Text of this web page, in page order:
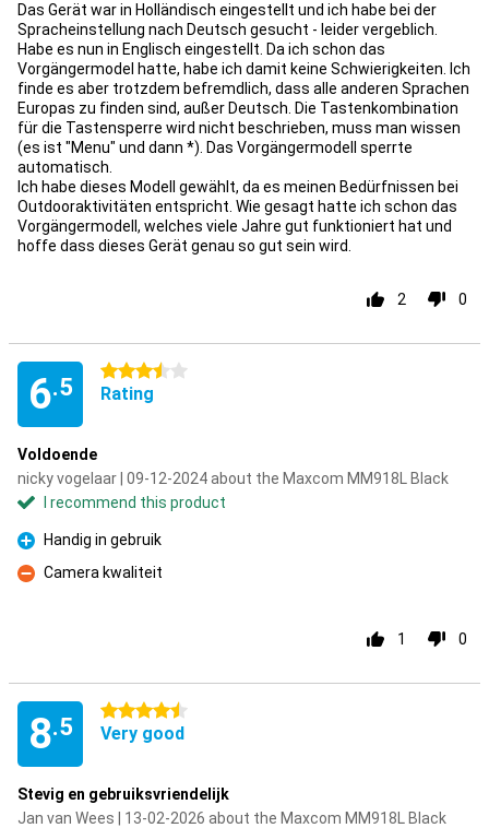
Das Gerät war in Holländisch eingestellt und ich habe bei der
Spracheinstellung nach Deutsch gesucht - leider vergeblich.
Habe es nun in Englisch eingestellt. Da ich schon das
Vorgängermodel hatte, habe ich damit keine Schwierigkeiten. Ich
finde es aber trotzdem befremdlich, dass alle anderen Sprachen
Europas zu finden sind, außer Deutsch. Die Tastenkombination
für die Tastensperre wird nicht beschrieben, muss man wissen
(es ist "Menu" und dann *). Das Vorgängermodell sperrte
automatisch.
Ich habe dieses Modell gewählt, da es meinen Bedürfnissen bei
Outdooraktivitäten entspricht. Wie gesagt hatte ich schon das
Vorgängermodell, welches viele Jahre gut funktioniert hat und
hoffe dass dieses Gerät genau so gut sein wird.
2 0
6.5
3.5 stars
Rating
Voldoende
nicky vogelaar | 09-12-2024 about the Maxcom MM918L Black
I recommend this product
Pro
Handig in gebruik
Con
Camera kwaliteit
1 0
8.5
4.5 stars
Very good
Stevig en gebruiksvriendelijk
Jan van Wees | 13-02-2026 about the Maxcom MM918L Black